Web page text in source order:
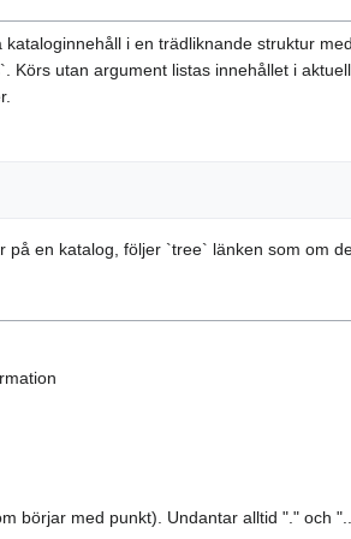
i en trädliknande struktur
Körs utan argument listas innehållet i
en katalog, följer `tree` länken som om
börjar med punkt). Undantar alltid "." och